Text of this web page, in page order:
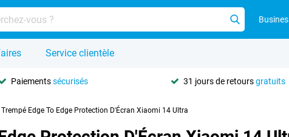
Service clientèle
Paiementssécurisés 31 jours de retoursgratuits
Edge To Edge Protection D'Écran Xiaomi 14 Ultra